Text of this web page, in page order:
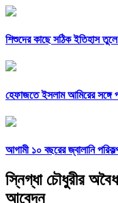
শিশুদের কাছে সঠিক ইতিহাস
হেফাজতে ইসলাম আমিরের সঙ্গে
আগামী ১০ বছরের জ্বালানি
স্নিগ্ধা চৌধুরীর
আবেদন